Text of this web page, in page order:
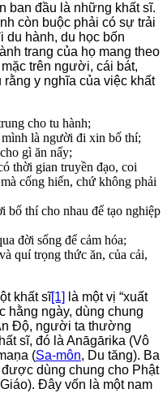
ban đầu là những khất sĩ.
còn buộc phải có sự trải
du hành, du học bốn
trang của họ mang theo
trên người, cái bát,
y nghĩa của việc khất
cho tu hành;
là người đi xin bố thí;
gì ăn nấy;
thời gian truyền đạo, coi
cống hiến, chứ không phải
thí cho nhau để tạo nghiệp
đời sống để cảm hóa;
quí trọng thức ăn, của cải,
khất sĩ[1] là một vị “xuất
hằng ngày, dùng chung
Ðộ, người ta thường
sĩ, đó là Anāgārika (Vô
(Sa-môn, Du tăng). Ba
dùng chung cho Phật
Đây vốn là một nam